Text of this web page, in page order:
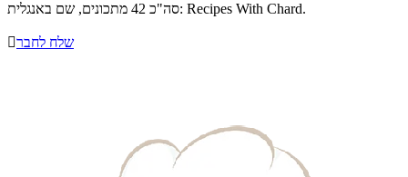
סה"כ 42 מתכונים, שם באנגלית: Recipes With Chard.
שלח לחבר